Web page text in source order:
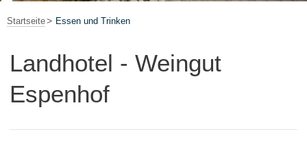
Startseite Essen und Trinken
Landhotel - Weingut
Espenhof